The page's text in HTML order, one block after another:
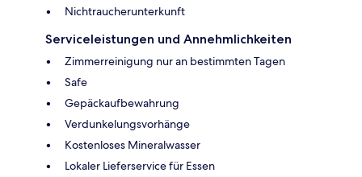
Nichtraucherunterkunft
Serviceleistungen und Annehmlichkeiten
Zimmerreinigung nur an bestimmten Tagen
Safe
Gepäckaufbewahrung
Verdunkelungsvorhänge
Kostenloses Mineralwasser
Lokaler Lieferservice für Essen